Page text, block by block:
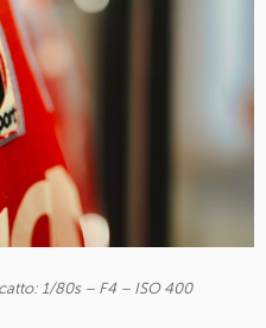
1/80s – F4 – ISO 400